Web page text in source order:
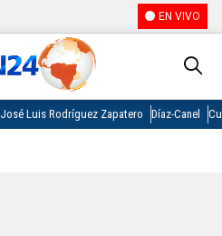
EN VIVO
José Luis Rodríguez Zapatero Díaz-Canel